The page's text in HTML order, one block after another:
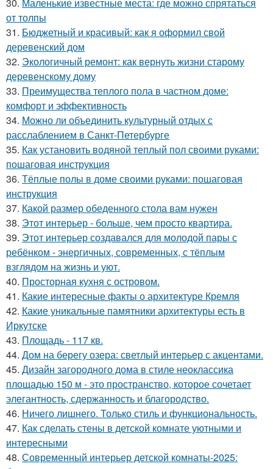
от толпы
31. Бюджетный и красивый: как я оформил свой
деревенский дом
32. Экологичный ремонт: как вернуть жизни старому
деревенскому дому
33. Преимущества теплого пола в частном доме:
комфорт и эффективность
34. Можно ли объединить культурный отдых с
расслаблением в Санкт-Петербурге
35. Как установить водяной теплый пол своими руками:
пошаговая инструкция
36. Тёплые полы в доме своими руками: пошаговая
инструкция
37. Какой размер обеденного стола вам нужен
38. Этот интерьер - больше, чем просто квартира.
39. Этот интерьер создавался для молодой пары с
ребёнком - энергичных, современных, с тёплым
взглядом на жизнь и уют.
40. Просторная кухня с островом.
41. Какие интересные факты о архитектуре Кремля
42. Какие уникальные памятники архитектуры есть в
Иркутске
43. Площадь - 117 кв.
44. Дом на берегу озера: светлый интерьер с акцентами.
45. Дизайн загородного дома в стиле неоклассика
площадью 150 м - это пространство, которое сочетает
элегантность, сдержанность и благородство.
46. Ничего лишнего. Только стиль и функциональность.
47. Как сделать стены в детской комнате уютными и
интересными
48. Современный интерьер детской комнаты-2025: